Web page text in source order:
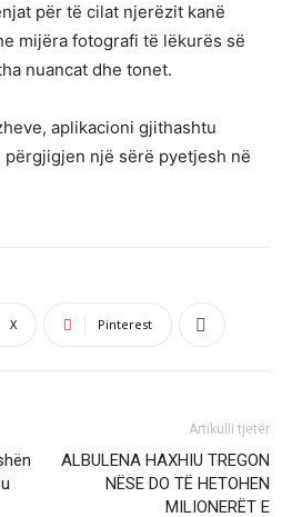
për të cilat njerëzit kanë
mijëra fotografi të lëkurës së
nuancat dhe tonet.
aplikacioni gjithashtu
përgjigjen një sërë pyetjesh në
X Pinterest
Artikulli tjetër
ALBULENA HAXHIU TREGON
NËSE DO TË HETOHEN
MILIONERËT E